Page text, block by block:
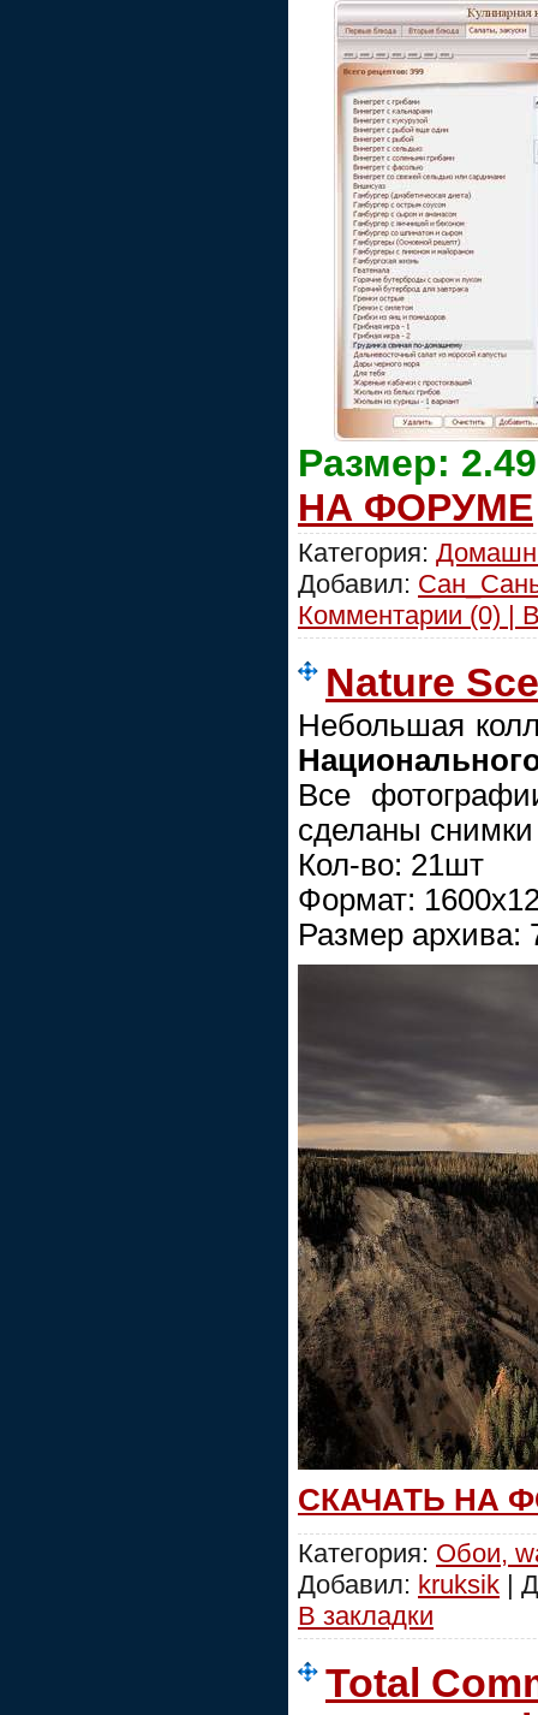
Размер:
НА ФОРУМЕ
Категория:
Добавил:
Комментарии (0) |
Nature
Небольшая
Все
сделаны снимки
Кол-во: 21шт
Формат:
Размер архива:
СКАЧАТЬ НА
Категория: Обои,
Добавил: kruksik |
В закладки
Total